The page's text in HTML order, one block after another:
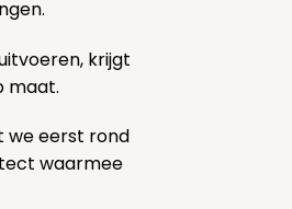
krijgt
maat.
we eerst rond
waarmee